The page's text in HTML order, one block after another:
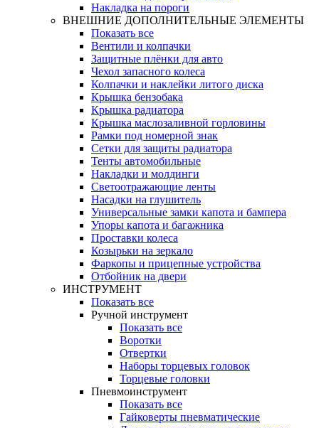
Накладка на пороги
ВНЕШНИЕ ДОПОЛНИТЕЛЬНЫЕ ЭЛЕМЕНТЫ
Показать все
Вентили и колпачки
Защитные плёнки для авто
Чехол запасного колеса
Колпачки и наклейки литого диска
Крышка бензобака
Крышка радиатора
Крышка маслозаливной горловины
Рамки под номерной знак
Сетки для защиты радиатора
Тенты автомобильные
Накладки и молдинги
Светоотражающие ленты
Насадки на глушитель
Универсальные замки капота и бампера
Упоры капота и багажника
Проставки колеса
Козырьки на зеркало
Фаркопы и прицепные устройства
Отбойник на двери
ИНСТРУМЕНТ
Показать все
Ручной инструмент
Показать все
Воротки
Отвертки
Наборы торцевых головок
Торцевые головки
Пневмоинструмент
Показать все
Гайковерты пневматические